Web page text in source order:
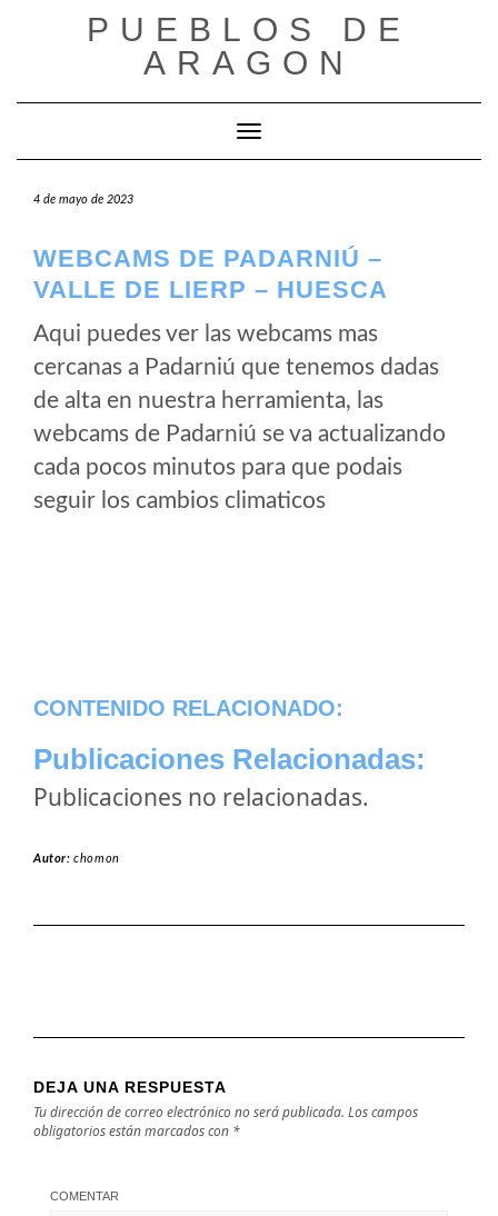
PUEBLOS DE
ARAGON
Cambiar modo de navegación
4 de mayo de 2023
WEBCAMS DE PADARNIÚ –
VALLE DE LIERP – HUESCA
Aqui puedes ver las webcams mas
cercanas a Padarniú que tenemos dadas
de alta en nuestra herramienta, las
webcams de Padarniú se va actualizando
cada pocos minutos para que podais
seguir los cambios climaticos
CONTENIDO RELACIONADO:
Publicaciones Relacionadas:
Publicaciones no relacionadas.
Autor:chomon
DEJA UNA RESPUESTA
Tu dirección de correo electrónico no será publicada. Los campos
obligatorios están marcados con *
COMENTAR